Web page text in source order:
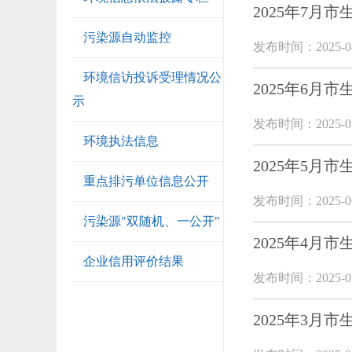
污染源自动监控
环境信访投诉受理情况公
示
环境执法信息
重点排污单位信息公开
污染源"双随机、一公开"
企业信用评价结果
2025年7月市
发布时间：2025-
2025年6月市
发布时间：2025-
2025年5月市
发布时间：2025-
2025年4月市
发布时间：2025-
2025年3月市